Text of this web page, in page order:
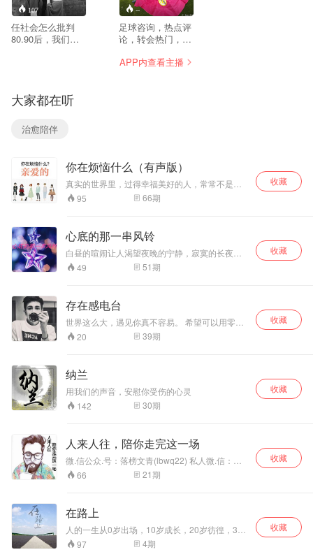
107
任社会怎么批判
80.90后，我们需
城堡，青梅竹马演
绎的浪漫童话，清
--
足球咨询，热点评
论，转会热门，应
APP内查看主播
大家都在听
治愈陪伴
你在烦恼什么（有声版）
真实的世界里，过得幸福美好的人，常常不是因
为多么聪明智慧，而是因为比较幸运。多点不同
角度的人生看法，你才有选择。仅此一次的人
者消化它，成为养料，丰富我们珍贵的三万天左
右的生命。
95 66期
收藏
心底的那一串风铃
白昼的喧闹让人渴望夜晚的宁静，寂寞的长夜又
盼望黎明的晨曦；人在白昼与黑夜中交替忍受着
异样的折磨或煎熬，那么静下心来倾听您心底的
49 51期
收藏
存在感电台
世界这么大，遇见你真不容易。 希望可以用零度
的声音，温暖你的内心。 查看文稿可以关注微信
公众号：NJ存在感（nj-czg）
20 39期
收藏
纳兰
用我们的声音，安慰你受伤的心灵
142
30期
收藏
人来人往，陪你走完这一场
微.信公众.号：落榜文青(lbwq22) 私人微.信：
lbwq20 人来人往，陪你走完这一场
66 21期
收藏
在路上
人的一生从0岁出场，10岁成长，20岁彷徨，30
岁定向，40岁打拼，50岁回望，60岁告老，70岁
搓麻，80岁晒太阳，90岁躺床上，100岁挂墙
97 4期
收藏